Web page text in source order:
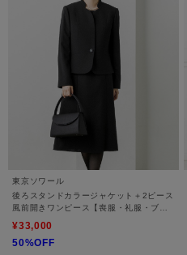
東京ソワール
後ろスタンドカラージャケット＋2ピース
風前開きワンピース【喪服・礼服・ブラ
¥33,000
50%OFF